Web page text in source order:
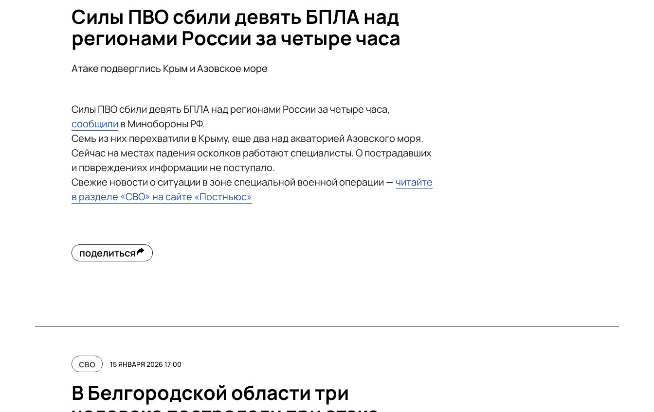
Силы ПВО сбили девять БПЛА над
регионами России за четыре часа
Атаке подверглись Крым и Азовское море
Силы ПВО сбили девять БПЛА над регионами России за четыре часа,
сообщили в Минобороны РФ.
Семь из них перехватили в Крыму, еще два над акваторией Азовского моря.
Сейчас на местах падения осколков работают специалисты. О пострадавших
и повреждениях информации не поступало.
Свежие новости о ситуации в зоне специальной военной операции —читайте
в разделе «СВО» на сайте «Постньюс»
поделиться
сво 15 ЯНВАРЯ 2026 17:00
В Белгородской области три